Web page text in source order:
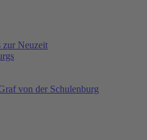
zur Neuzeit
von der Schulenburg